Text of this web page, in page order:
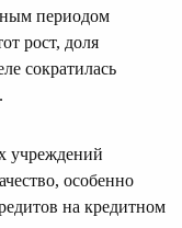
периодом
рост, доля
сократилась
учреждений
особенно
на кредитном